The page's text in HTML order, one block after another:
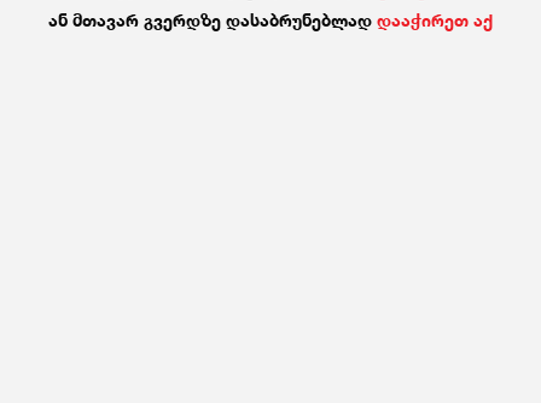
ან მთავარ გვერდზე დასაბრუნებლად დააჭირეთ აქ